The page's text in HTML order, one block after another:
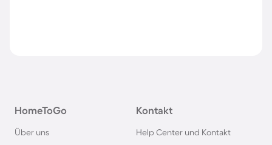
HomeToGo
Über uns
Kontakt
Help Center und Kontakt